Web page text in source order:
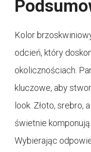
Kolor
odcień, który
okolicznościach.
kluczowe, aby
look. Złoto, srebro,
świetnie
Wybierając